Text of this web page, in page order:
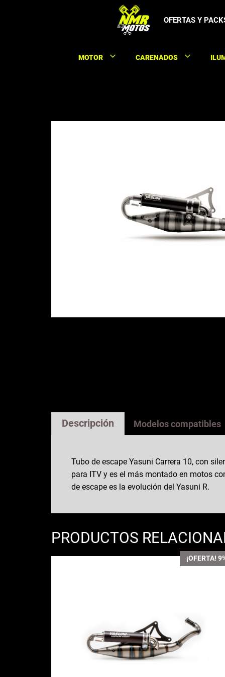
OFERTAS Y
MOTOR CARENADOS
Descripción Modelos compatibles
Tubo de escape Yasuni Carrera 10, con
para ITV y es el más montado en motos
de escape es la evolución del Yasuni R.
PRODUCTOS
¡OFERTA!